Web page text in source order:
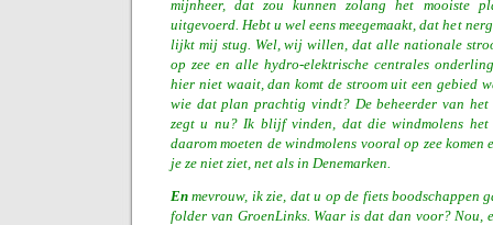
mijnheer, dat zou kunnen zolang het mooiste
uitgevoerd. Hebt u wel eens meegemaakt, dat het
lijkt mij stug. Wel, wij willen, dat alle nationale
op zee en alle hydro-elektrische centrales
hier niet waait, dan komt de stroom uit een gebied
wie dat plan prachtig vindt? De beheerder van het
zegt u nu? Ik blijf vinden, dat die windmolens het
daarom moeten de windmolens vooral op zee komen
je ze niet ziet, net als in Denemarken.
En mevrouw, ik zie, dat u op de fiets boodschappen
folder van GroenLinks. Waar is dat dan voor? Nou,